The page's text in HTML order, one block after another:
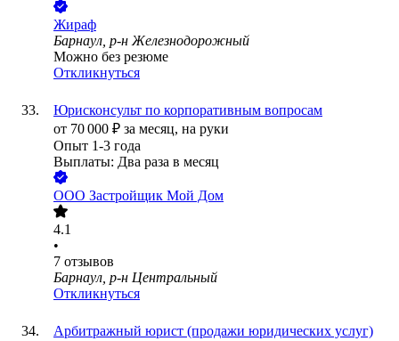
Жираф
Барнаул, р-н Железнодорожный
Можно без резюме
Откликнуться
Юрисконсульт по корпоративным вопросам
от 70 000 ₽ за месяц, на руки
Опыт 1-3 года
Выплаты: Два раза в месяц
ООО Застройщик Мой Дом
4.1
•
7 отзывов
Барнаул, р-н Центральный
Откликнуться
Арбитражный юрист (продажи юридических услуг)